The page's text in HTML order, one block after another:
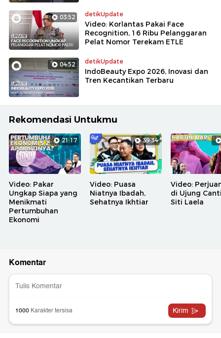
03:52 detikUpdate
Video: Korlantas Pakai Face
Recognition, 16 Ribu Pelanggaran
Pelat Nomor Terekam ETLE
04:52 detikUpdate
IndoBeauty Expo 2026, Inovasi dan
Tren Kecantikan Terbaru
Rekomendasi Untukmu
21:17
Video: Pakar
Ungkap Siapa yang
Menikmati
Pertumbuhan
Ekonomi
39:34
Video: Puasa
Niatnya Ibadah,
Sehatnya Ikhtiar
Video:
di Ujung
Siti Laela